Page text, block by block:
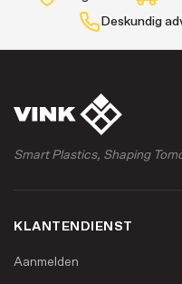
Deskundig
Smart Plastics, Shaping
KLANTENDIENST
Aanmelden